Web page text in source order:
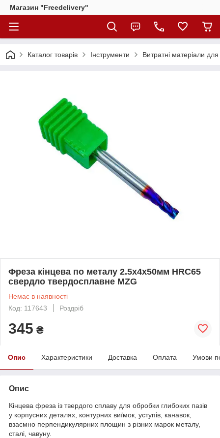
Магазин "Freedelivery"
Каталог товарів Інструменти Витратні матеріали для
Фреза кінцева по металу 2.5x4x50мм HRC65
свердло твердосплавне MZG
Немає в наявності
Код: 117643
Роздріб
345 ₴
Опис Характеристики Доставка Оплата Умови
Опис
Кінцева фреза із твердого сплаву для обробки глибоких пазів
у корпусних деталях, контурних виїмок, уступів, канавок,
взаємно перпендикулярних площин з різних марок металу,
сталі, чавуну.